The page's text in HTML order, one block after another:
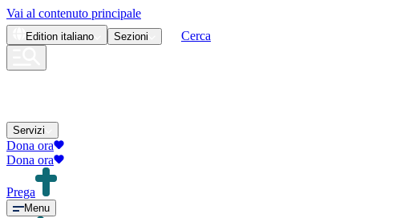
Vai al contenuto principale
Edition italiano Sezioni Cerca
Servizi
Dona ora
Dona ora
Prega
Menu